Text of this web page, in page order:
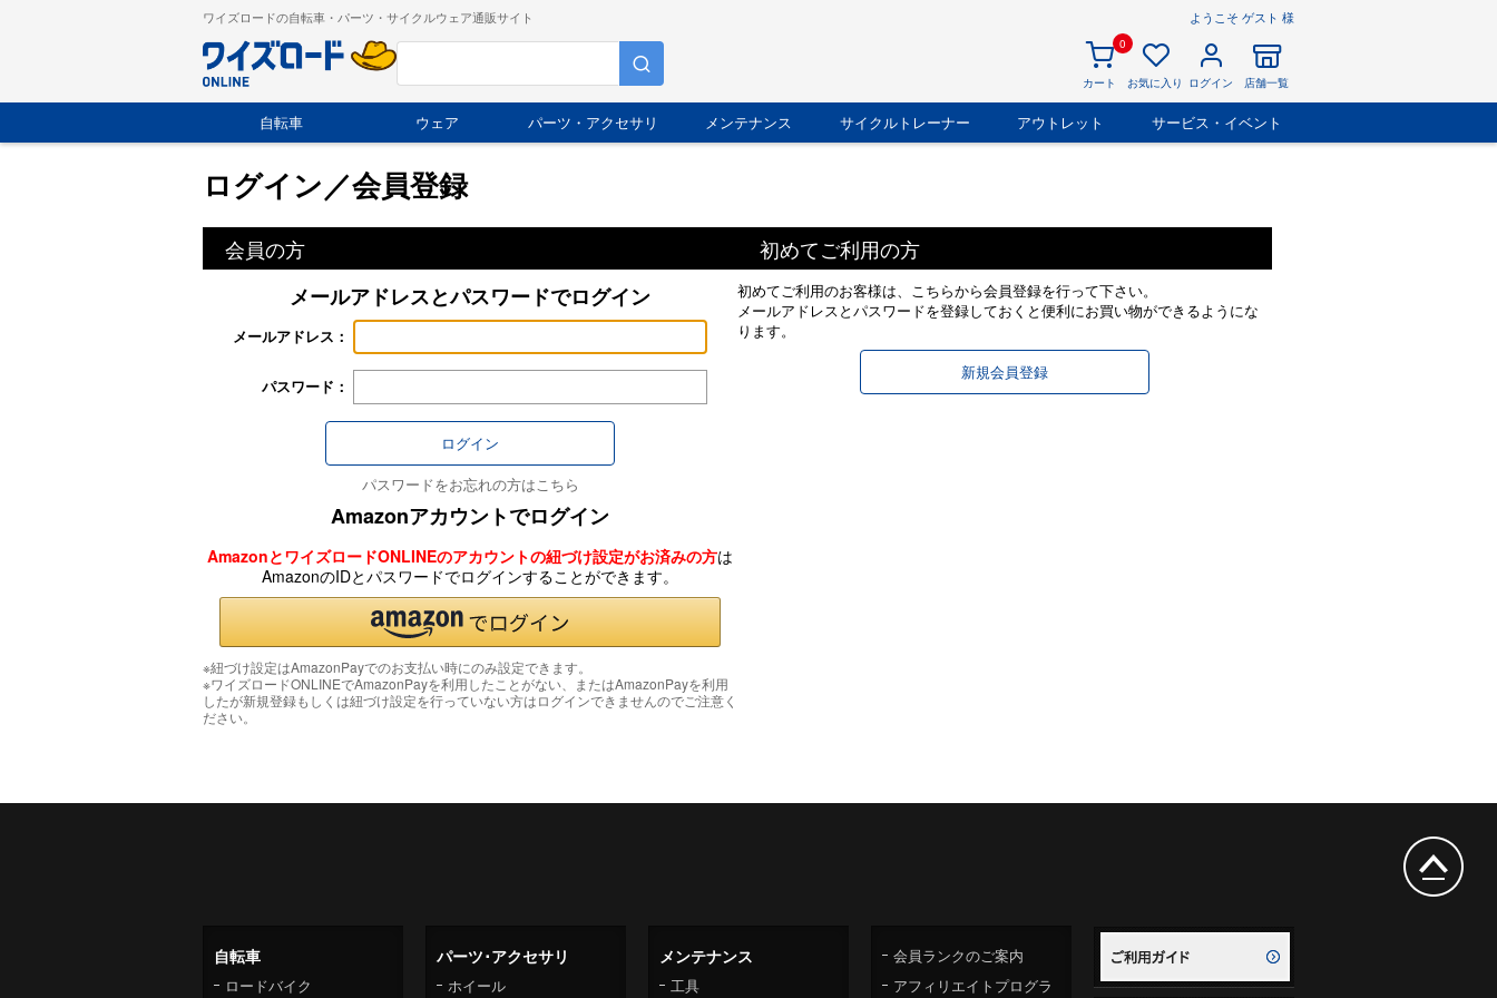
ワイズロードの自転車・パーツ・サイクルウェア通販サイト ようこそ ゲスト 様
0
カート お気に入り ログイン 店舗一覧
自転車 ウェア パーツ・アクセサリ メンテナンス サイクルトレーナー アウトレット サービス・イベント
ログイン／会員登録
会員の方
メールアドレスとパスワードでログイン
メールアドレス：
パスワード：
パスワードをお忘れの方はこちら
Amazonアカウントでログイン
AmazonとワイズロードONLINEのアカウントの紐づけ設定がお済みの方は
AmazonのIDとパスワードでログインすることができます。
※紐づけ設定はAmazonPayでのお支払い時にのみ設定できます。
※ワイズロードONLINEでAmazonPayを利用したことがない、またはAmazonPayを利用
したが新規登録もしくは紐づけ設定を行っていない方はログインできませんのでご注意く
ださい。
初めてご利用の方
初めてご利用のお客様は、こちらから会員登録を行って下さい。
メールアドレスとパスワードを登録しておくと便利にお買い物ができるようにな
ります。
自転車
ロードバイク
パーツ･アクセサリ
ホイール
メンテナンス
工具
会員ランクのご案内
アフィリエイトプログラ